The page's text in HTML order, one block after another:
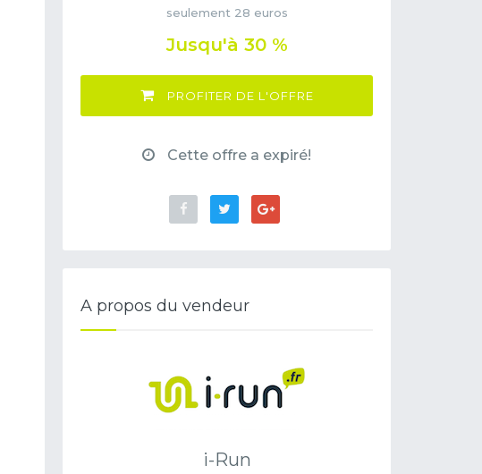
seulement 28 euros
Jusqu'à 30 %
PROFITER DE L'OFFRE
Cette offre a expiré!
A propos du vendeur
i-Run